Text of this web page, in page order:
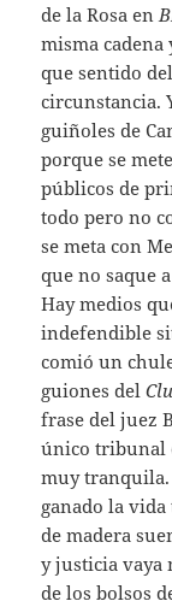
de la Rosa en
misma cadena
que sentido
circunstancia.
guiñoles de
porque se
públicos de
todo pero no
se meta con
que no saque
Hay medios
indefendible
comió un
guiones del
frase del juez
único tribunal
muy tranquila.
ganado la
de madera
y justicia vaya
de los bolsos